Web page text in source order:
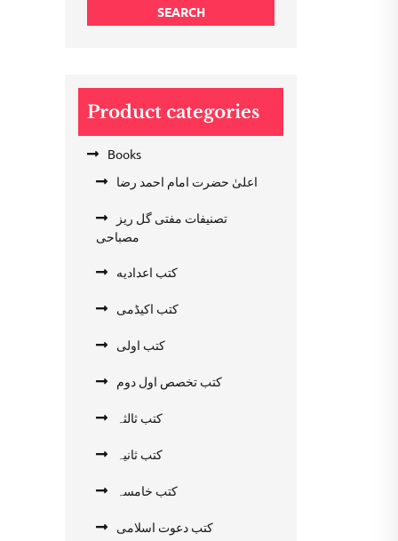
SEARCH
Product categories
Books
اعلیٰ حضرت امام احمد رضا
تصنیفات مفتی گل ریز
مصباحی
کتب اعدادیه
کتب اکیڈمی
کتب اولی
کتب تخصص اول دوم
کتب ثالثہ
کتب ثانیہ
کتب خامسہ
کتب دعوت اسلامی